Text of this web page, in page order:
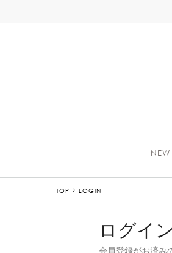
TOP LOGIN
ログイン
会員登録がお済み